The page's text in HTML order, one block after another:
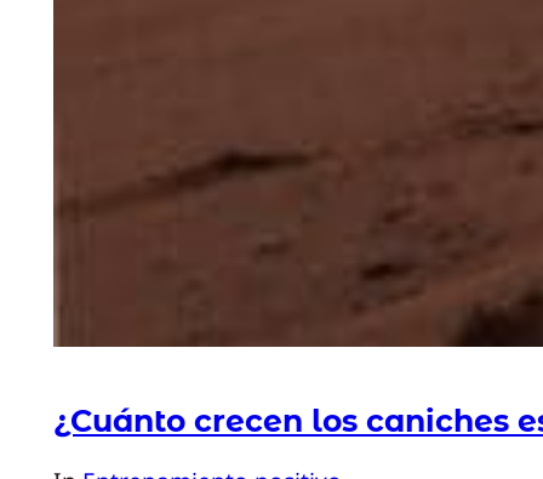
¿Cuánto crecen los caniches